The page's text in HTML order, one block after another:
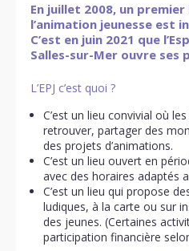
En juillet 2008, un
l’animation jeunesse est
C’est en juin 2021 que
Salles-sur-Mer ouvre ses
L’EPJ c’est quoi ?
C’est un lieu convivial où
retrouver, partager des
des projets d’animations.
C’est un lieu ouvert en
avec des horaires adaptés
C’est un lieu qui propose
ludiques, à la carte ou sur
des jeunes. (Certaines
participation financière